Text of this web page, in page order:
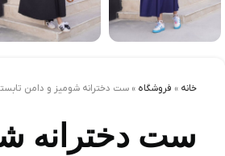
خانه » فروشگاه » ست دخترانه شوميز و دامن
ست دخترانه